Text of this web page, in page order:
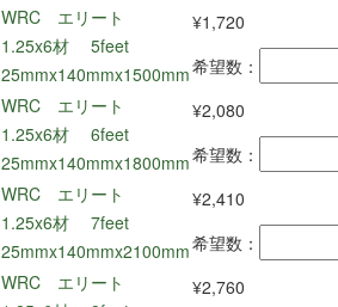
WRC エリート
1.25x6材 5feet
25mmx140mmx1500mm
¥1,720
希望数：
WRC エリート
1.25x6材 6feet
25mmx140mmx1800mm
¥2,080
希望数：
WRC エリート
1.25x6材 7feet
25mmx140mmx2100mm
¥2,410
希望数：
WRC エリート
¥2,760